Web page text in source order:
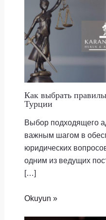
Как выбрать
Турции
Выбор подходящего
важным шагом в
юридических
одним из ведущих
[…]
Okuyun »